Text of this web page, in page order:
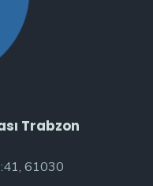
Trabzon
61030